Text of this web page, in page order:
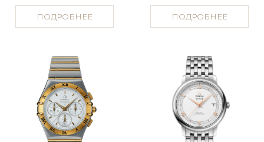
ПОДРОБНЕЕ ПОДРОБНЕЕ